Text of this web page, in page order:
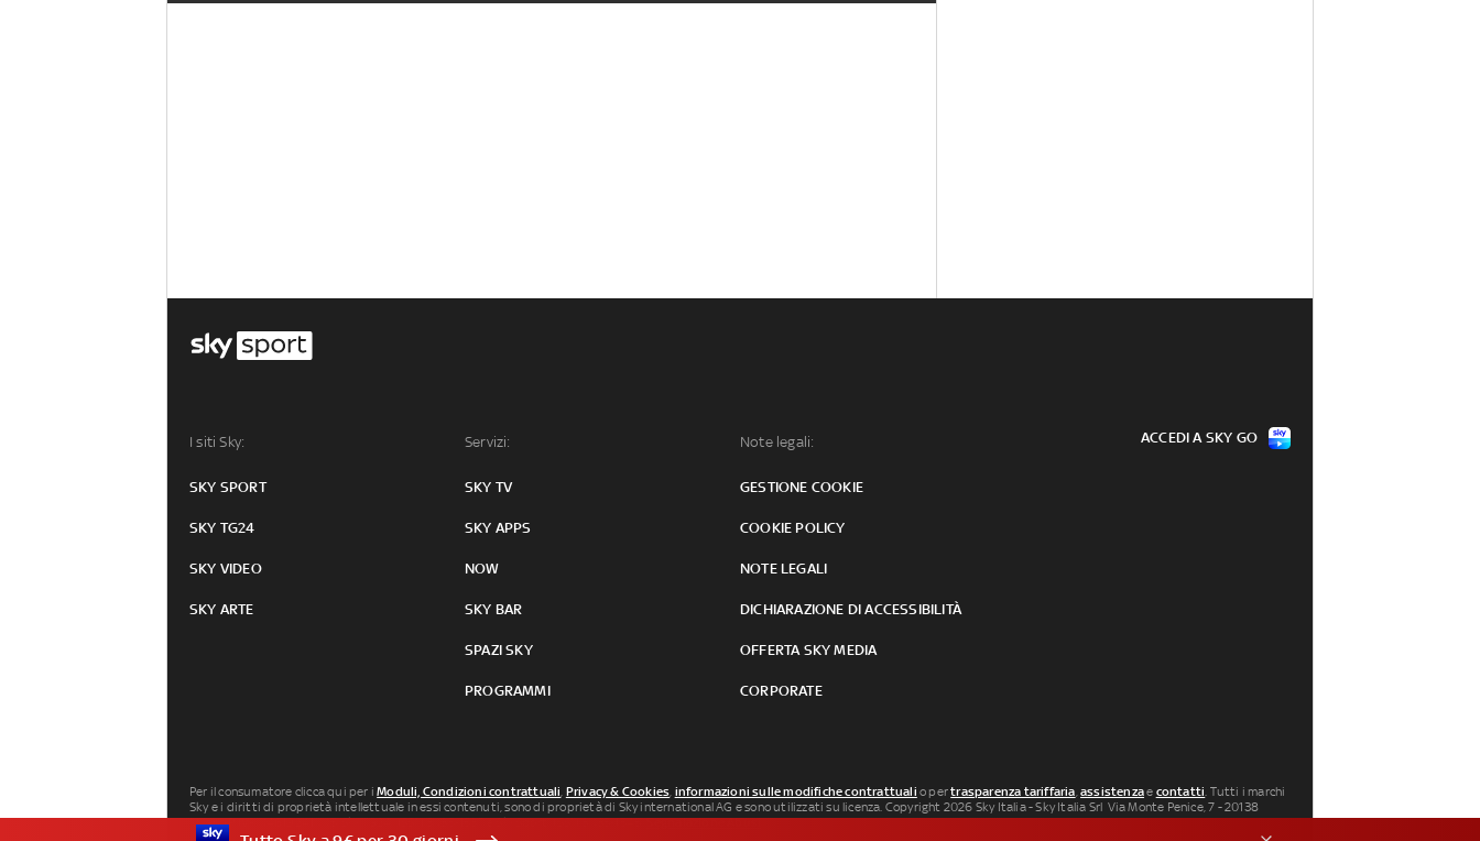
I siti Sky:
SKY SPORT
SKY TG24
SKY VIDEO
SKY ARTE
Servizi:
SKY TV
SKY APPS
NOW
SKY BAR
SPAZI SKY
PROGRAMMI
Note legali:
GESTIONE COOKIE
COOKIE POLICY
NOTE LEGALI
DICHIARAZIONE DI ACCESSIBILITÀ
OFFERTA SKY MEDIA
CORPORATE
ACCEDI A SKY GO
Per il consumatore clicca qui per iModuli, Condizioni contrattuali, Privacy & Cookies, informazioni sulle modifiche contrattuali o pertrasparenza tariffaria,assistenzae contatti. Tutti i marchi
Sky e i diritti di proprietà intellettuale in essi contenuti, sono di proprietà di Sky international AG e sono utilizzati su licenza. Copyright 2026 Sky Italia - Sky Italia Srl Via Monte Penice, 7 - 20138
Milano P.IVA 04619241005. SkyTG24: ISSN 3035-1537 e SkySport: ISSN 3035-1545.Segnalazione Abusi